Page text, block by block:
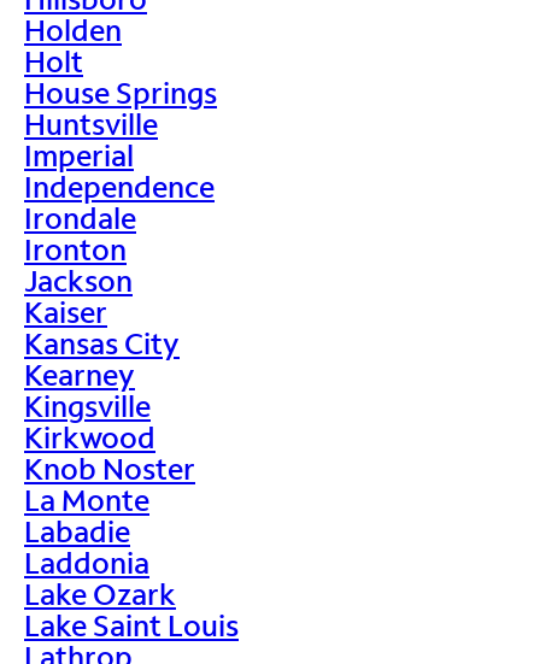
Holden
Holt
House Springs
Huntsville
Imperial
Independence
Irondale
Ironton
Jackson
Kaiser
Kansas City
Kearney
Kingsville
Kirkwood
Knob Noster
La Monte
Labadie
Laddonia
Lake Ozark
Lake Saint Louis
Lathrop